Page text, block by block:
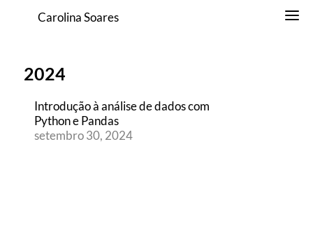
Carolina Soares
2024
Introdução à análise de dados com
Python e Pandas
setembro 30, 2024